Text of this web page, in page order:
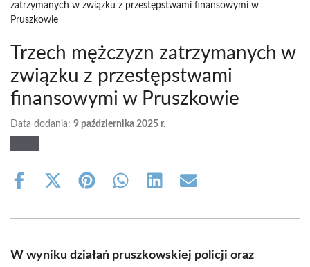
zatrzymanych w związku z przestępstwami finansowymi w
Pruszkowie
Trzech mężczyzn zatrzymanych w
związku z przestępstwami
finansowymi w Pruszkowie
Data dodania: 9 października 2025 r.
Share
Share
(Twitter)
Share Share Share Share
W wyniku działań pruszkowskiej policji oraz